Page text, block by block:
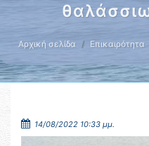
Αρχική σελίδα Επικαιρότητα
14/08/2022 10:33 μμ.